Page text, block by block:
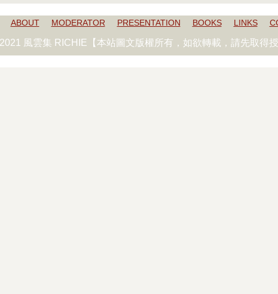
ABOUT MODERATOR PRESENTATION BOOKS LINKS
風雲集 RICHIE【本站圖文版權所有，如欲轉載，請先取得授